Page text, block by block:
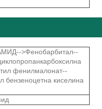
>Фенобарбитал--
фенилмалонат--
киселина